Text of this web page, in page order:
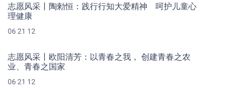
志愿风采丨陶勑恒：践行行知大爱精神 呵护儿童心
理健康
06 21 12
志愿风采丨欧阳清芳：以青春之我， 创建青春之农
业、青春之国家
06 21 12